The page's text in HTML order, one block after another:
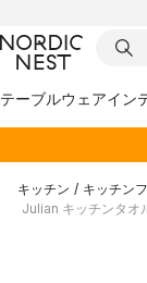
テーブルウェアイン
キッチン / キッチン
Julian キッチンタ